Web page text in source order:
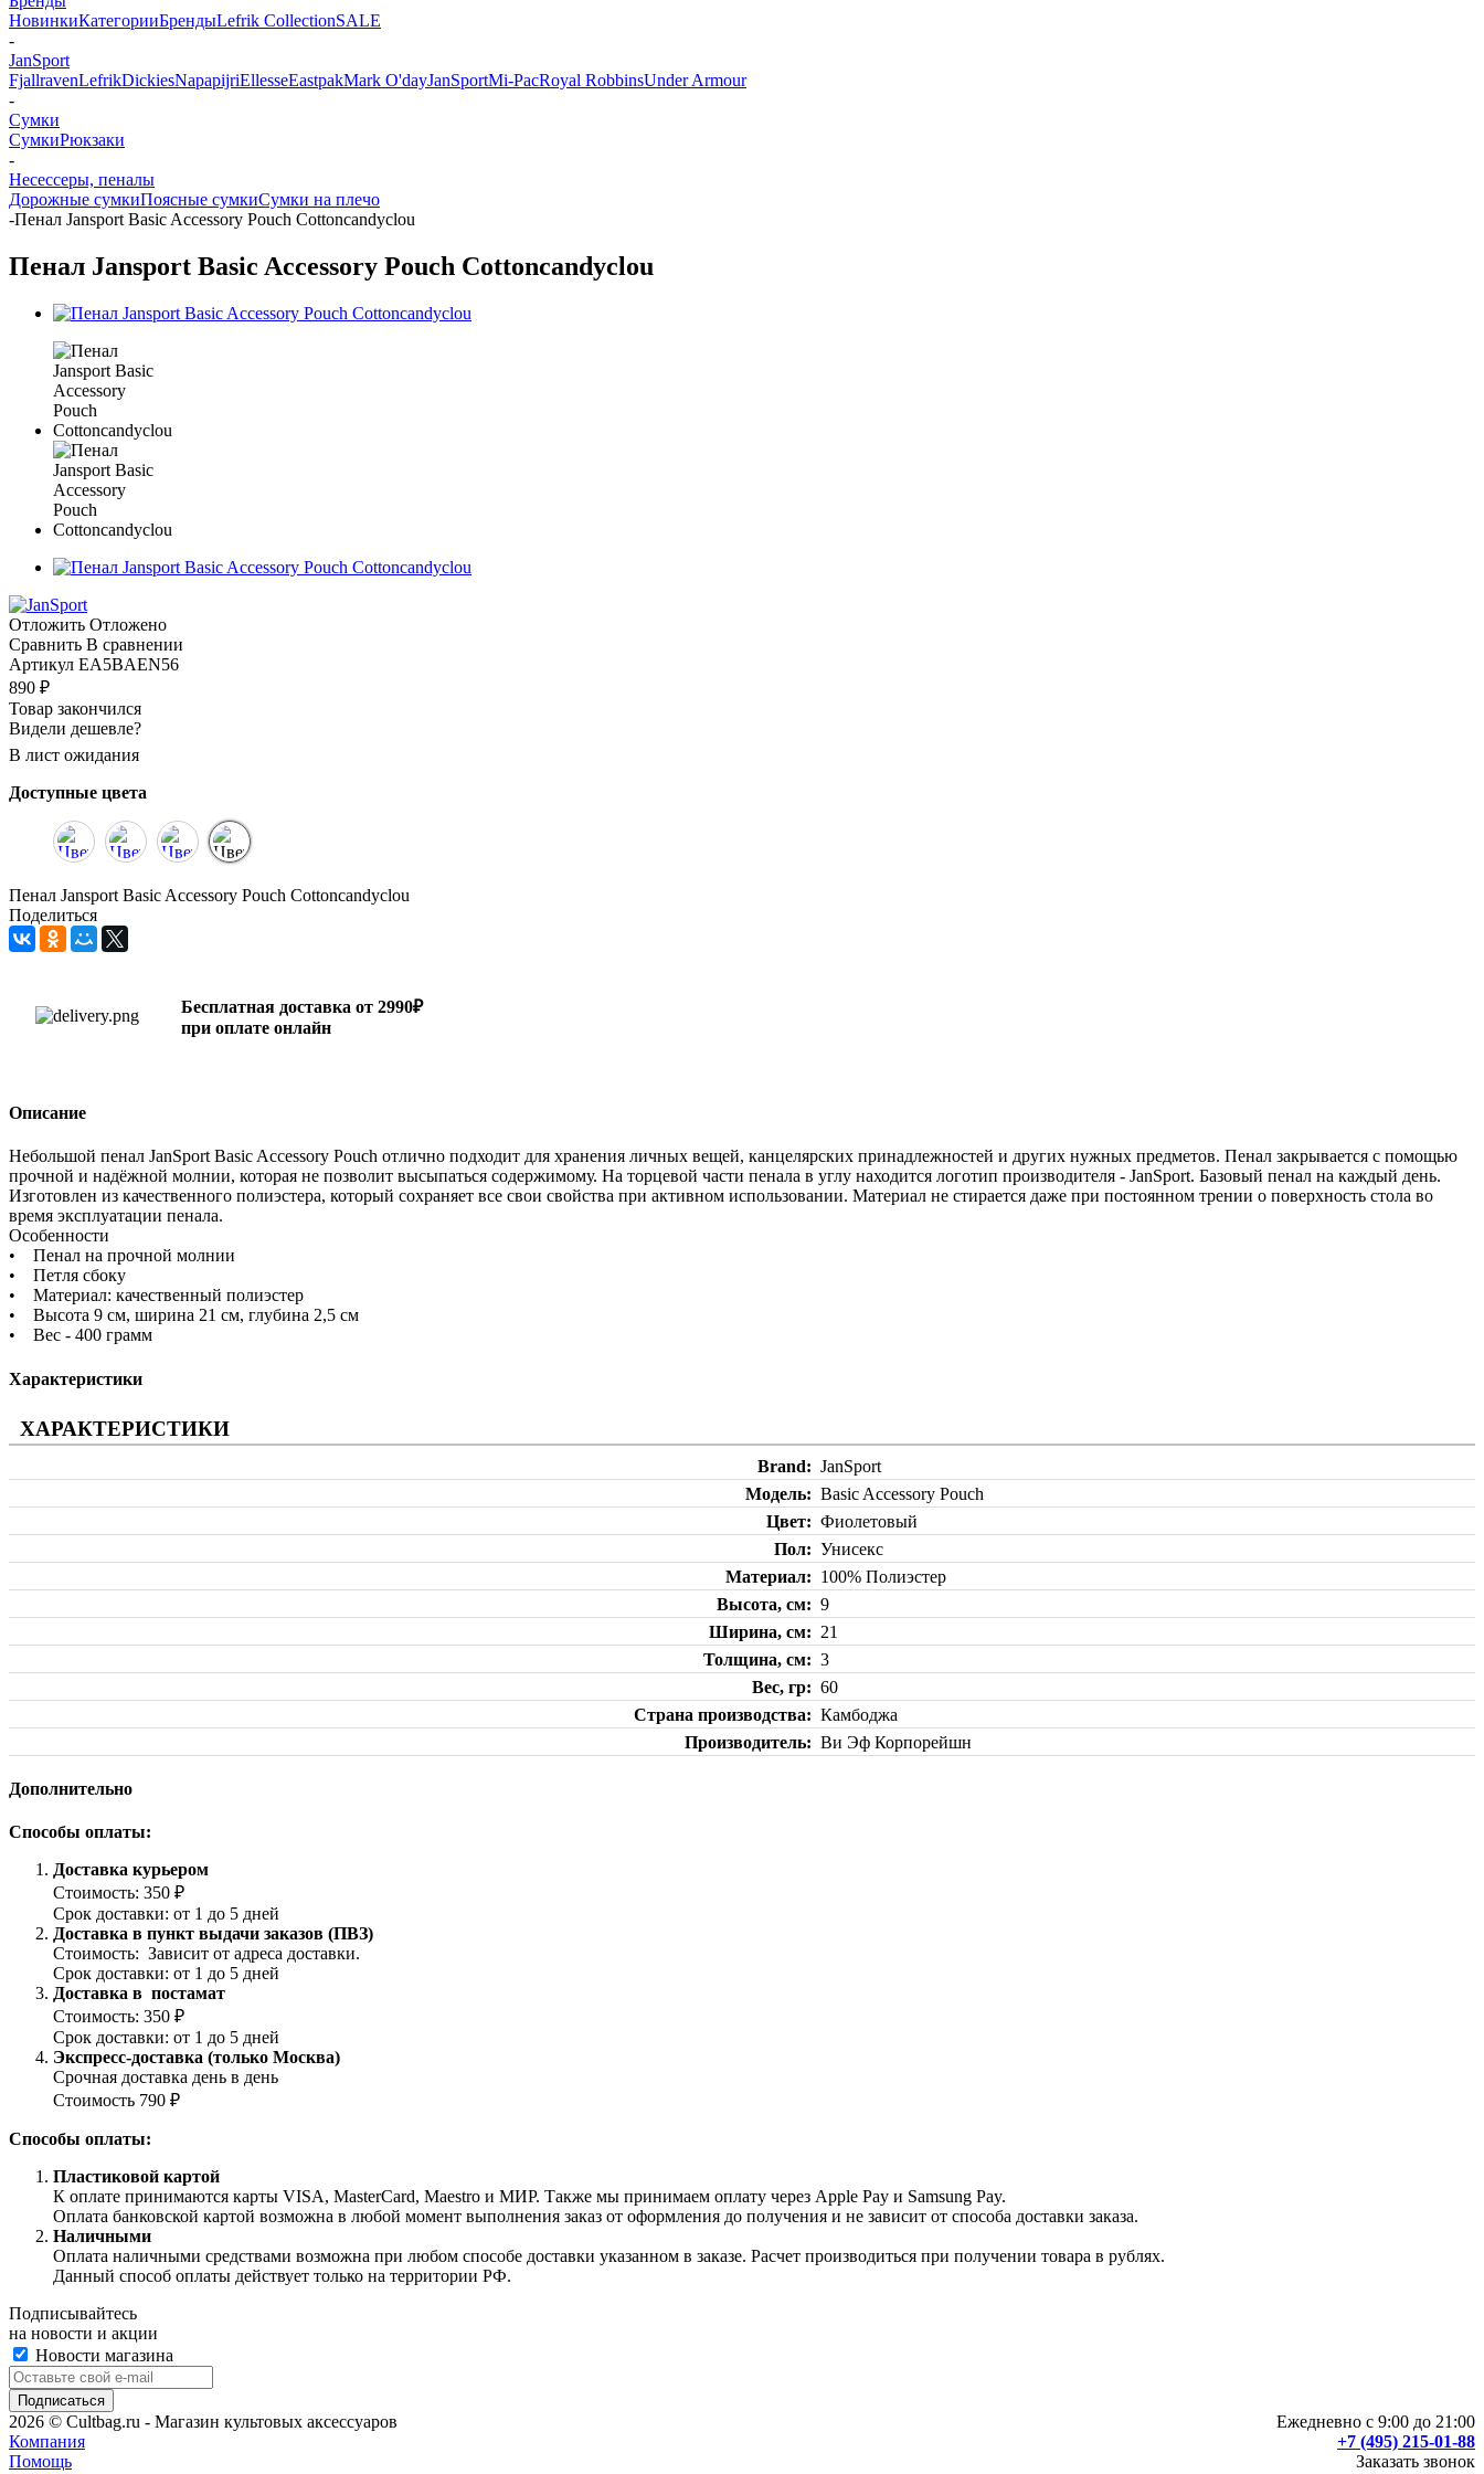
НовинкиКатегорииБрендыLefrik CollectionSALE
-
JanSport
FjallravenLefrikDickiesNapapijriEllesseEastpakMark O'dayJanSportMi-PacRoyal RobbinsUnder Armour
-
Сумки
СумкиРюкзаки
-
Несессеры, пеналы
Дорожные сумкиПоясные сумкиСумки на плечо
-Пенал Jansport Basic Accessory Pouch Cottoncandyclou
Пенал Jansport Basic Accessory Pouch Cottoncandyclou
Отложить Отложено
Сравнить В сравнении
Артикул EA5BAEN56
890 ₽
Товар закончился
Видели дешевле?
В лист ожидания
Доступные цвета
Пенал Jansport Basic Accessory Pouch Cottoncandyclou
Поделиться
Бесплатная доставка от 2990₽
при оплате онлайн
Описание
Небольшой пенал JanSport Basic Accessory Pouch отлично подходит для хранения личных вещей, канцелярских принадлежностей и других нужных предметов. Пенал закрывается с помощью
прочной и надёжной молнии, которая не позволит высыпаться содержимому. На торцевой части пенала в углу находится логотип производителя - JanSport. Базовый пенал на каждый день.
Изготовлен из качественного полиэстера, который сохраняет все свои свойства при активном использовании. Материал не стирается даже при постоянном трении о поверхность стола во
время эксплуатации пенала.
Особенности
• Пенал на прочной молнии
• Петля сбоку
• Материал: качественный полиэстер
• Высота 9 см, ширина 21 см, глубина 2,5 см
• Вес - 400 грамм
Характеристики
ХАРАКТЕРИСТИКИ
Brand
JanSport
Модель
Basic Accessory Pouch
Цвет
Фиолетовый
Пол
Унисекс
Материал
100% Полиэстер
Высота, см
9
Ширина, см
21
Толщина, см
3
Вес, гр
60
Страна производства
Камбоджа
Производитель
Ви Эф Корпорейшн
Дополнительно
Способы оплаты:
Доставка курьером
Стоимость: 350 ₽
Срок доставки: от 1 до 5 дней
Доставка в пункт выдачи заказов (ПВЗ)
Стоимость: Зависит от адреса доставки.
Срок доставки: от 1 до 5 дней
Доставка в постамат
Стоимость: 350 ₽
Срок доставки: от 1 до 5 дней
Экспресс-доставка (только Москва)
Срочная доставка день в день
Стоимость 790 ₽
Способы оплаты:
Пластиковой картой
К оплате принимаются карты VISA, MasterCard, Maestro и МИР. Также мы принимаем оплату через Apple Pay и Samsung Pay.
Оплата банковской картой возможна в любой момент выполнения заказ от оформления до получения и не зависит от способа доставки заказа.
Наличными
Оплата наличными средствами возможна при любом способе доставки указанном в заказе. Расчет производиться при получении товара в рублях.
Данный способ оплаты действует только на территории РФ.
Подписывайтесь
на новости и акции
Новости магазина
Ежедневно с 9:00 до 21:00
+7 (495) 215-01-88
Заказать звонок
2026 © Cultbag.ru - Магазин культовых аксессуаров
Компания
Помощь